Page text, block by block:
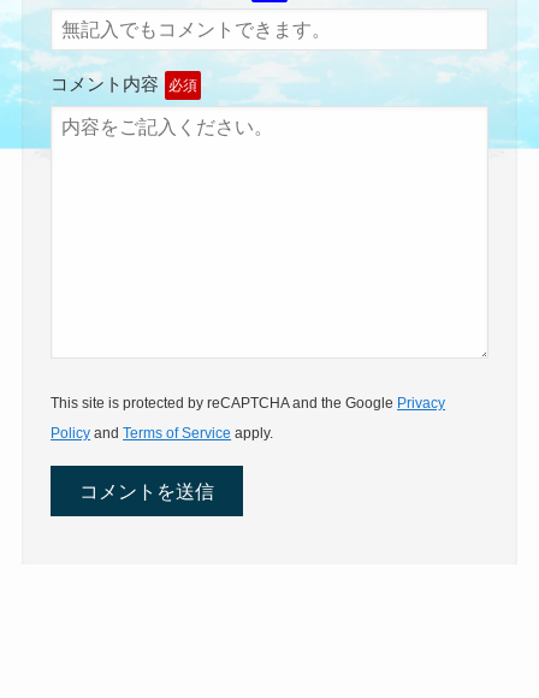
コメント内容 必須
This site is protected by reCAPTCHA and the Google Privacy
Policy andTerms of Service apply.